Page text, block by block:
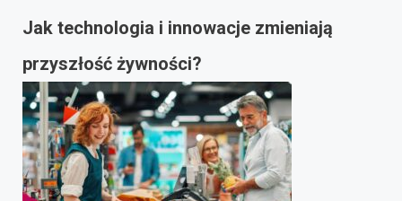
Jak technologia i innowacje zmieniają
przyszłość żywności?